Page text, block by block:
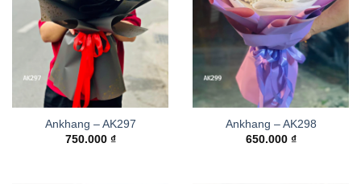
Ankhang – AK297
750.000 ₫
Ankhang – AK298
650.000 ₫